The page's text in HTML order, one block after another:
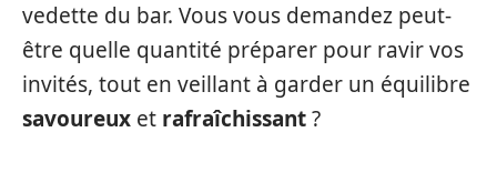
vedette du bar. Vous vous demandez peut-
être quelle quantité préparer pour ravir vos
invités, tout en veillant à garder un équilibre
savoureux et rafraîchissant?